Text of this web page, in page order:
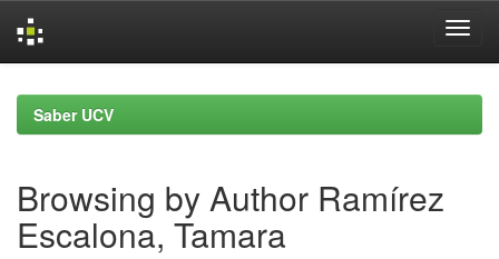
navigationSaber UCV
Browsing by Author Ramírez
Escalona, Tamara